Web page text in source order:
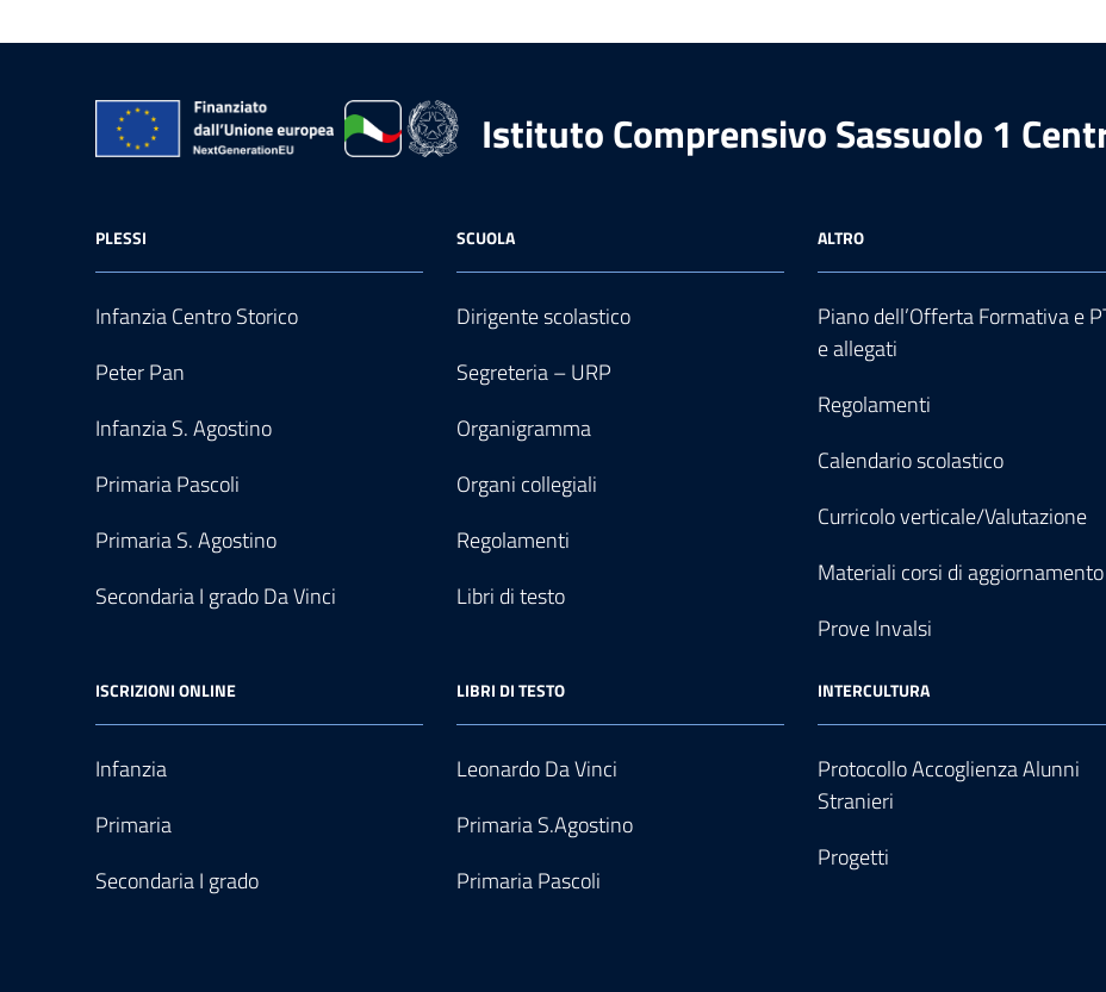
Istituto Comprensivo Sassuolo 1
PLESSI
Infanzia Centro Storico
Peter Pan
Infanzia S. Agostino
Primaria Pascoli
Primaria S. Agostino
Secondaria I grado Da Vinci
SCUOLA
Dirigente scolastico
Segreteria – URP
Organigramma
Organi collegiali
Regolamenti
Libri di testo
ALTRO
Piano dell’Offerta Formativa e
e allegati
Regolamenti
Calendario scolastico
Curricolo verticale/Valutazione
Materiali corsi di aggiornamento
Prove Invalsi
ISCRIZIONI ONLINE
Infanzia
Primaria
Secondaria I grado
LIBRI DI TESTO
Leonardo Da Vinci
Primaria S.Agostino
Primaria Pascoli
INTERCULTURA
Protocollo Accoglienza Alunni
Stranieri
Progetti